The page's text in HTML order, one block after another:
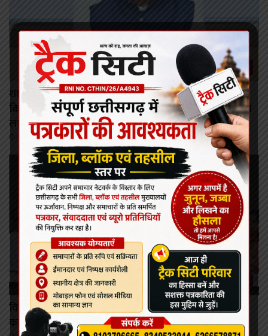
रायपुर
शासन की जनकल्याणकारी योजनाओं का करें समयबद्ध
क्रियान्वयन , प्रत्येक पात्र व्यक्ति को मिले शासन की योजनाओं का
लाभ : मुख्यमंत्री विष्णुदेव साय।
August 6, 2026
रायपुर
विकसित छत्तीसगढ़ की मजबूत नींव के लिए पोषण एवं बाल
कल्याण पर राज्य नीति आयोग–यूनिसेफ का मंथन